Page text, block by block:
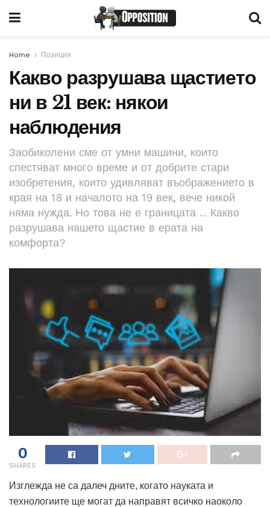
Home Позиция
Какво разрушава щастието
ни в 21 век: някои
наблюдения
Заобиколени сме от умни машини, които
спестяват много време и от добрите стари
изобретения, които удивляват въображението в
края на 18 и началото на 19 век, вече никой
няма нужда. Но това не е границата ... Какво
разрушава нашето щастие в ерата на
комфорта?
0
SHARES
Изглежда не са далеч дните, когато науката и
технологиите ще могат да направят всичко наоколо